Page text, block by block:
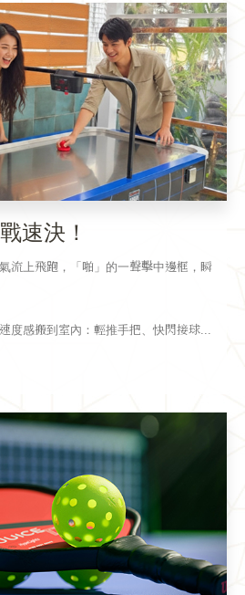
速決！
流上飛跑，「啪」的一聲擊中邊框，瞬
度感搬到室內：輕推手把、快閃接球...